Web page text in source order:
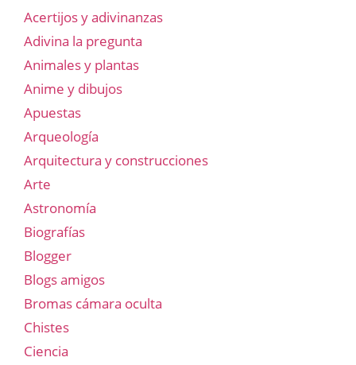
Acertijos y adivinanzas
Adivina la pregunta
Animales y plantas
Anime y dibujos
Apuestas
Arqueología
Arquitectura y construcciones
Arte
Astronomía
Biografías
Blogger
Blogs amigos
Bromas cámara oculta
Chistes
Ciencia